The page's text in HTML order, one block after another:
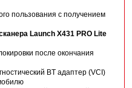
пользования с получением
Launch X431 PRO Lite
после окончания
BT адаптер (VCI)